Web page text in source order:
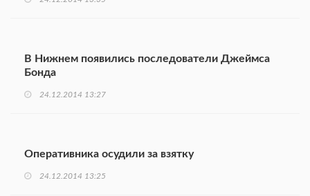
В Нижнем появились последователи Джеймса
Бонда
24.12.2014 13:27
Оперативника осудили за взятку
24.12.2014 13:25